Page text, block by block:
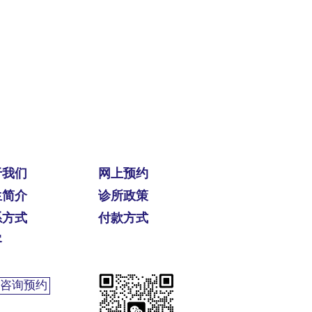
们
介
式
询预约
网上预约
​诊所政策
付款方式